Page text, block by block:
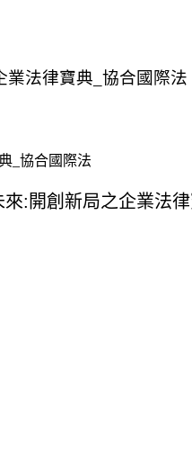
業法律寶典_協合國際法
_協合國際法